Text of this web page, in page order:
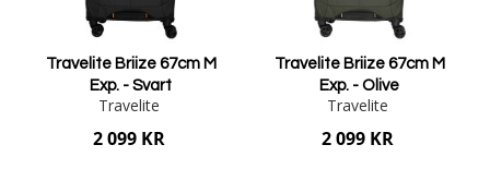
Travelite Briize 67cm M
Exp. - Svart
Travelite
2 099 KR
Travelite Briize 67cm M
Exp. - Olive
Travelite
2 099 KR